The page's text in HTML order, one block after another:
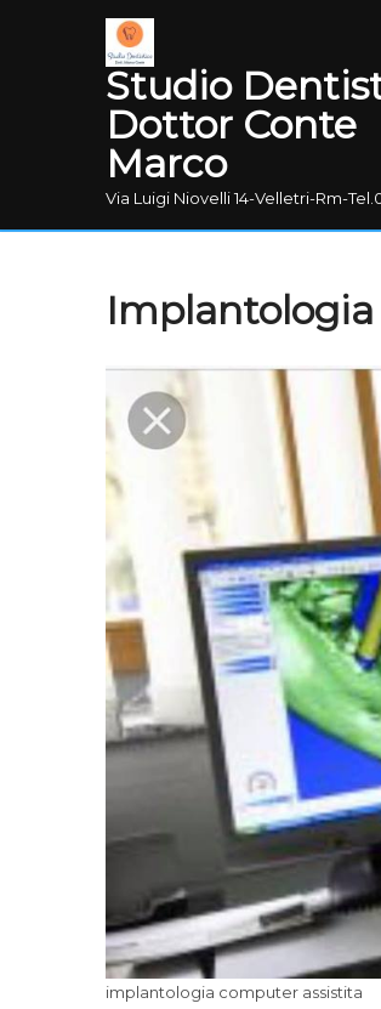
Studio
Dottor Conte
Marco
Via Luigi Niovelli 14-Velletri-Rm-
implantologia computer assistita